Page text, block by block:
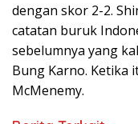
dengan skor 2-2.
catatan buruk
sebelumnya yang
Bung Karno. Ketika
McMenemy.